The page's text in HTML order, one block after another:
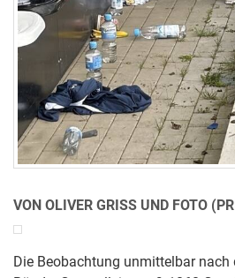
VON OLIVER GRISS UND FOTO
Die Beobachtung unmittelbar